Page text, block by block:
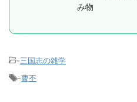
み物
-三国志の雑学
-曹丕